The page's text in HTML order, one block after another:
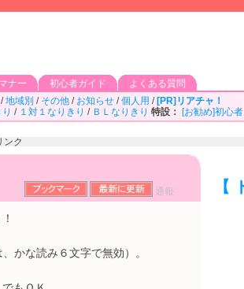
ナー 初心者ガイド
よくある質問
/地域別 / その他 / お知らせ /個人用 / [PR]リアチャ！
/ １対１なりきり / ＢＬなりきり 特設： [お勧め]初心
ンク
通報
かな読み６文字で無効）。
【